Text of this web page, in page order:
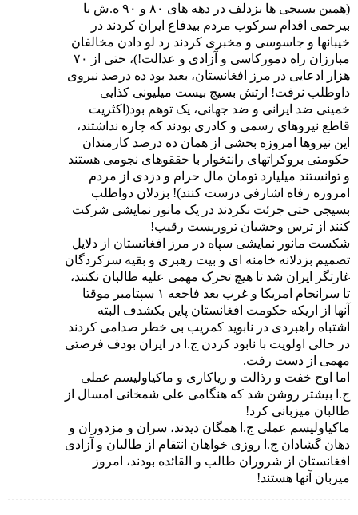
(همین بسیجی ها بزدلف در دهه های ۸۰ و ۹۰ ه.ش با
بیرحمی اقدام سرکوب مردم بیدفاع ایران کردند در
خیبانها و جاسوسی و مخبری کردند رد لو دادن مخالفان
مبارزان راه دمورکاسی و آزادی و عدالت!)، حتی از ۷۰
هزار ادعایی در مرز افغانستان، بعید بود ده درصد نیروی
داوطلب نرفت! ارتش بسیج بیست میلیونی کذایی
خمینی ضد ایرانی و ضد جهانی، یک توهم بود(اکثریت
قاطع نیروهای رسمی و کادری بودند که چاره نداشتند،
این نیروها امروزه بخشی از همان ده درصد کارمندان
حکومتی بروکراتهای رانتخوار با حققوهای نجومی هستند
و توانستند میلیارد تومان مال حرام و دزدی از مردم
امروزه رفاه اشارفی درست کنند)! بزدلان دواطلب
بسیجی حتی جرئت نکردند در یک مانور نمایشی شرکت
کنند از ترس وحشیان تروریست رقیب!
شکست مانور نمایشی سپاه در مرز افغانستان از دلایل
تصمیم بزدلانه خامنه ای و بیت رهبری و بقیه سرکردگان
غارتگر ایران شد تا هیچ تحرک مهمی علیه طالبان نکنند،
تا سرانجام امریکا و غرب بعد فاجعه ۱ سپتامبر موقتا
آنها از اریکه حکومت افغانستان پاین بکشدف البته
اشتباه راهبردی در نابوید کمریب بی خطر صدامی کردند
در حالی اولویت با نابود کردن ج.ا در ایران بودف فرصتی
مهمی از دست رفت.
اما اوج خفت و رذالت و ریاکاری و ماکیاولیسم عملی
ج.ا بیشتر روشن شد که هنگامی علی شمخانی امسال از
طالبان میزبانی کرد!
ماکیاولیسم عملی ج.ا همگان دیدند، سران و مزدوران و
دهان گشادان ج.ا روزی خواهان انتقام از طالبان و آزادی
افغانستان از شروران طالب و القائده بودند، امروز
میزبان آنها هستند!